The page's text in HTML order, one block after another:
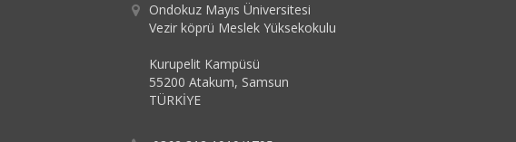
Ondokuz Mayıs Üniversitesi
Vezir köprü Meslek Yüksekokulu
Kurupelit Kampüsü
55200 Atakum, Samsun
TÜRKİYE